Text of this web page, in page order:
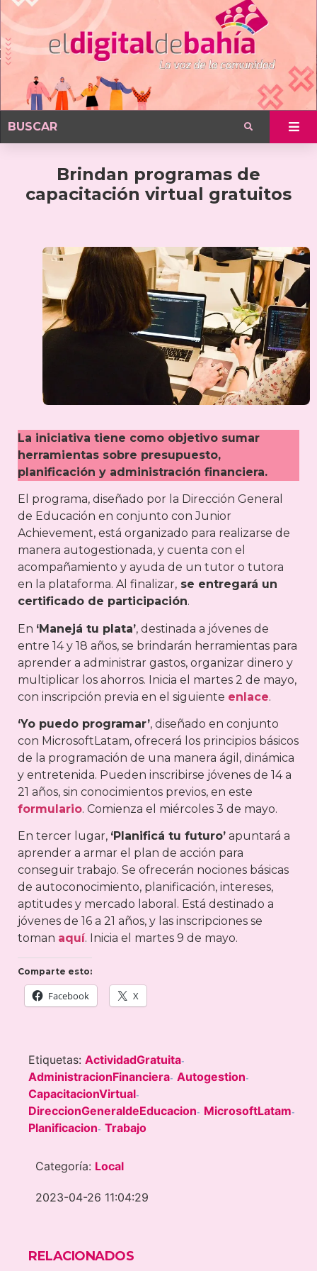
Brindan programas de
capacitación virtual gratuitos
La iniciativa tiene como objetivo sumar
herramientas sobre presupuesto,
planificación y administración financiera.
El programa, diseñado por la Dirección General
de Educación en conjunto con Junior
Achievement, está organizado para realizarse de
manera autogestionada, y cuenta con el
acompañamiento y ayuda de un tutor o tutora
en la plataforma. Al finalizar, se entregará un
certificado de participación.
En ‘Manejá tu plata’, destinada a jóvenes de
entre 14 y 18 años, se brindarán herramientas para
aprender a administrar gastos, organizar dinero y
multiplicar los ahorros. Inicia el martes 2 de mayo,
con inscripción previa en el siguiente enlace.
‘Yo puedo programar’, diseñado en conjunto
con MicrosoftLatam, ofrecerá los principios básicos
de la programación de una manera ágil, dinámica
y entretenida. Pueden inscribirse jóvenes de 14 a
21 años, sin conocimientos previos, en este
formulario. Comienza el miércoles 3 de mayo.
En tercer lugar, ‘Planificá tu futuro’ apuntará a
aprender a armar el plan de acción para
conseguir trabajo. Se ofrecerán nociones básicas
de autoconocimiento, planificación, intereses,
aptitudes y mercado laboral. Está destinado a
jóvenes de 16 a 21 años, y las inscripciones se
toman aquí. Inicia el martes 9 de mayo.
Comparte esto:
Facebook X
Etiquetas: ActividadGratuita-
AdministracionFinanciera- Autogestion-
CapacitacionVirtual-
DireccionGeneraldeEducacion- MicrosoftLatam-
Planificacion- Trabajo
Categoría: Local
2023-04-26 11:04:29
RELACIONADOS